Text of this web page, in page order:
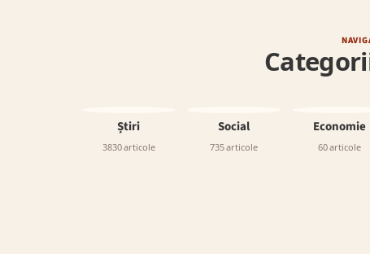
Știri
3830 articole
Social
735 articole
Economie
60 articole